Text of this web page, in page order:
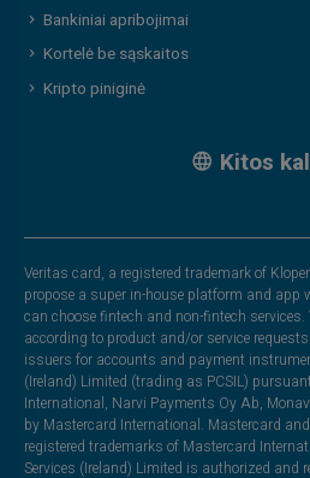
Bankiniai apribojimai
Kortelė be sąskaitos
Kripto piniginė
Kitos
Veritas card, a registered trademark of
propose a super in-house platform and app
can choose fintech and non-fintech
according to product and/or service
issuers for accounts and payment
(Ireland) Limited (trading as PCSIL)
International, Narvi Payments Oy Ab,
by Mastercard International. Mastercard
registered trademarks of Mastercard
Services (Ireland) Limited is authorized and